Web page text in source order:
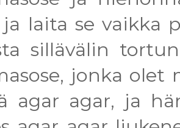
ja laita se vaikka
sillävälin
jonka
agar agar, ja